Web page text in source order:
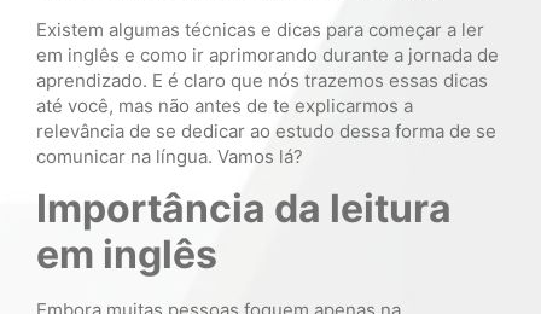
Existem algumas técnicas e dicas para começar a ler
em inglês e como ir aprimorando durante a jornada de
aprendizado. E é claro que nós trazemos essas dicas
até você, mas não antes de te explicarmos a
relevância de se dedicar ao estudo dessa forma de se
comunicar na língua. Vamos lá?
Importância da leitura
em inglês